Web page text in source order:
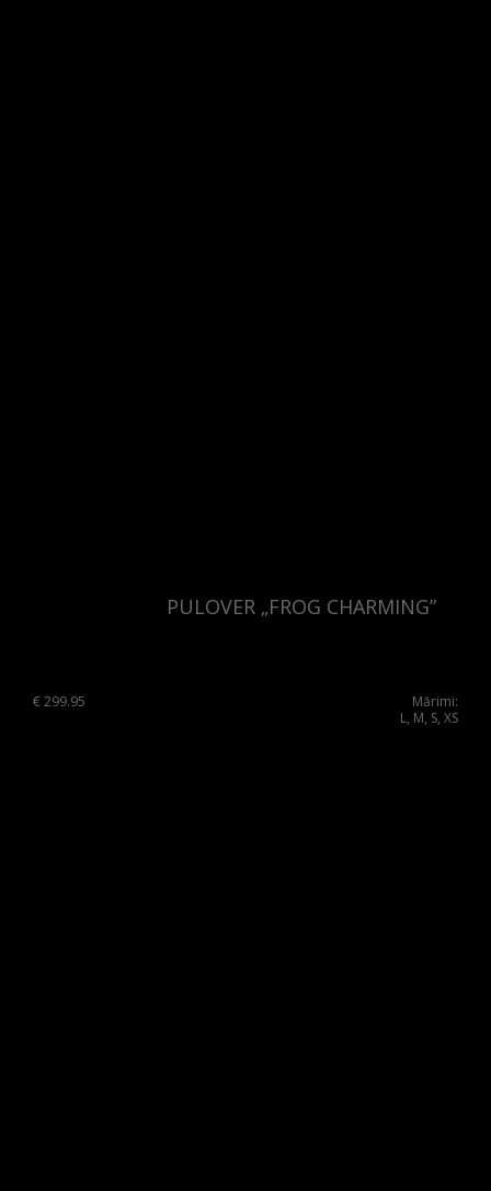
PULOVER „FROG CHARMING”
€299.95
Mărimi:
L, M, S, XS